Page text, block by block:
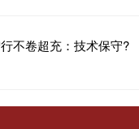
不卷超充：技术保守?